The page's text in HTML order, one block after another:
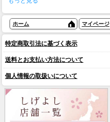
ホーム マイページ
特定商取引法に基づく表示
送料とお支払い方法について
個人情報の取扱いについて